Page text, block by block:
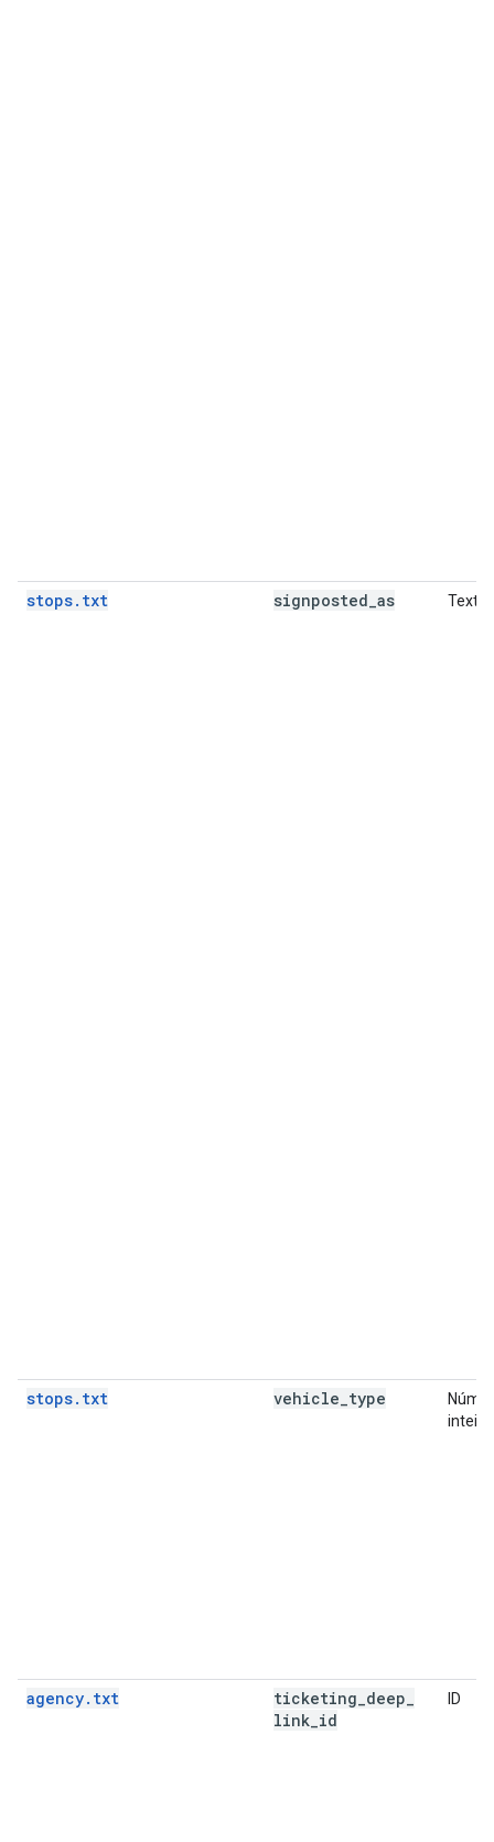
stops.txt signposted as Texto
stops.txt vehicle type
inteiro
agency.txt ticketing deep
link id
ID